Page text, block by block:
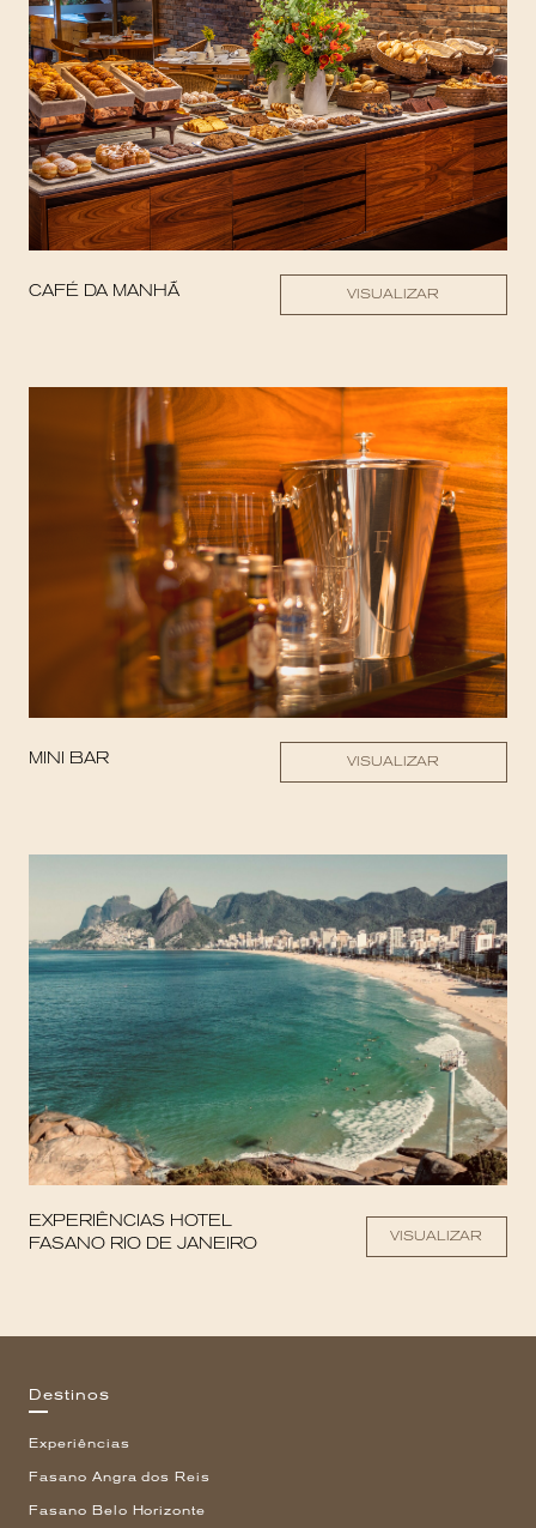
CAFÉ DA MANHÃ VISUALIZAR
MINI BAR VISUALIZAR
EXPERIÊNCIAS HOTEL
FASANO RIO DE JANEIRO
VISUALIZAR
Destinos
Experiências
Fasano Angra dos Reis
Fasano Belo Horizonte